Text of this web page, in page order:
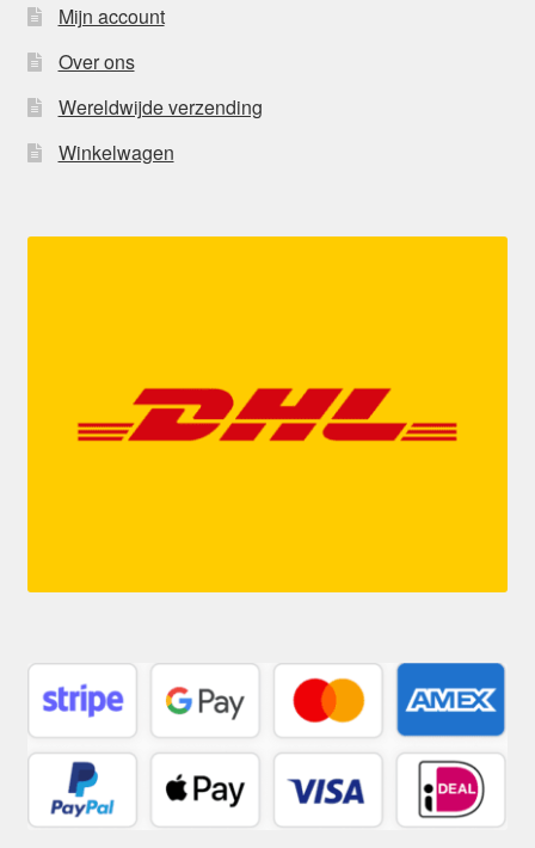
Mijn account
Over ons
Wereldwijde verzending
Winkelwagen